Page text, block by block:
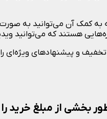
هستند که می‌توانید
و پیشنهادهای ویژه‌ای
بخشی از مبلغ خرید را